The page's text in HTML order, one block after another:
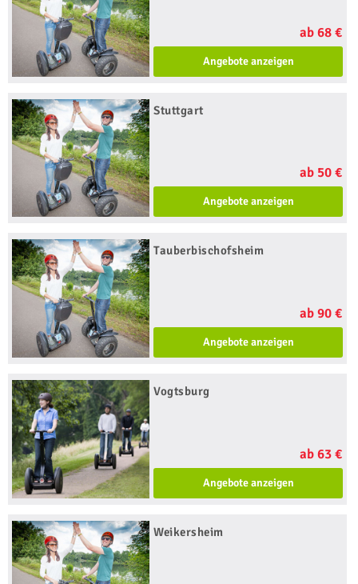
ab 68 €
Angebote anzeigen
Stuttgart
ab 50 €
Angebote anzeigen
Tauberbischofsheim
ab 90 €
Angebote anzeigen
Vogtsburg
ab 63 €
Angebote anzeigen
Weikersheim